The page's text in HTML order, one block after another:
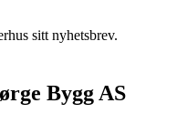
sitt nyhetsbrev.
Bygg AS